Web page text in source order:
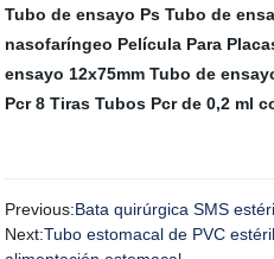
Tubo de ensayo Ps Tubo de
nasofaríngeo Película Para
ensayo 12x75mm Tubo de
Pcr 8 Tiras Tubos Pcr de 0,2 ml
Previous:Bata quirúrgica SMS
Next:Tubo estomacal de PVC